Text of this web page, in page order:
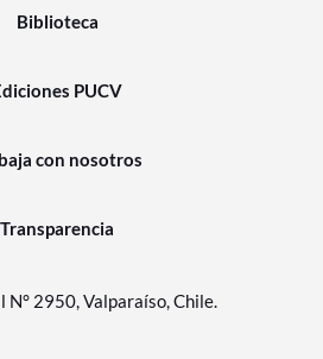
Biblioteca
PUCV
con nosotros
Transparencia
N° 2950, Valparaíso, Chile.